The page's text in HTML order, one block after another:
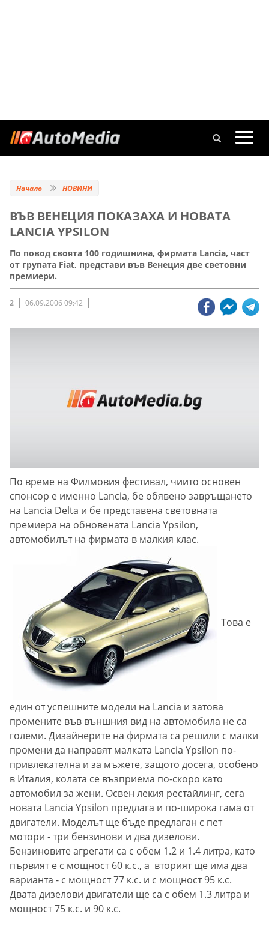
Начало НОВИНИ
ВЪВ ВЕНЕЦИЯ ПОКАЗАХА И НОВАТА
LANCIA YPSILON
По повод своята 100 годишнина, фирмата Lancia, част
от групата Fiat, представи във Венеция две световни
премиери.
2 06.09.2006 09:42
По време на Филмовия фестивал, чиито основен
спонсор е именно Lancia, бе обявено завръщането
на Lancia Delta и бе представена световната
премиера на обновената Lancia Ypsilon,
автомобилът на фирмата в малкия клас.
Това е
един от успешните модели на Lancia и затова
промените във външния вид на автомобила не са
големи. Дизайнерите на фирмата са решили с малки
промени да направят малката Lancia Ypsilon по-
привлекателна и за мъжете, защото досега, особено
в Италия, колата се възприема по-скоро като
автомобил за жени. Освен лекия рестайлинг, сега
новата Lancia Ypsilon предлага и по-широка гама от
двигатели. Моделът ще бъде предлаган с пет
мотори - три бензинови и два дизелови.
Бензиновите агрегати са с обем 1.2 и 1.4 литра, като
първият е с мощност 60 к.с., а вторият ще има два
варианта - с мощност 77 к.с. и с мощност 95 к.с.
Двата дизелови двигатели ще са с обем 1.3 литра и
мощност 75 к.с. и 90 к.с.